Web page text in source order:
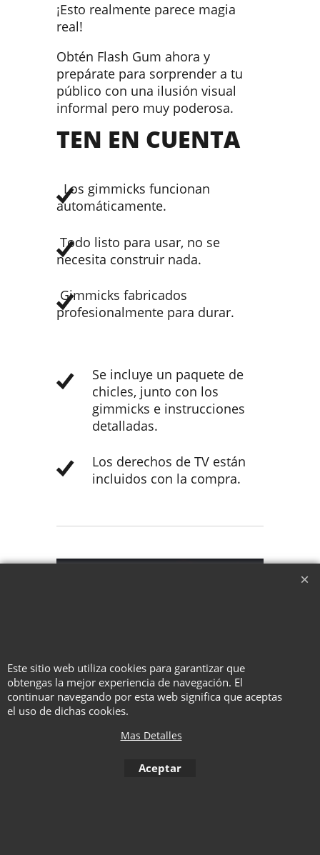
¡Esto realmente parece magia
real!
Obtén Flash Gum ahora y
prepárate para sorprender a tu
público con una ilusión visual
informal pero muy poderosa.
TEN EN CUENTA
Los gimmicks funcionan
automáticamente.
Todo listo para usar, no se
necesita construir nada.
Gimmicks fabricados
profesionalmente para durar.
Se incluye un paquete de
chicles, junto con los
gimmicks e instrucciones
detalladas.
Los derechos de TV están
incluidos con la compra.
Este sitio web utiliza cookies para garantizar que
obtengas la mejor experiencia de navegación. El
continuar navegando por esta web significa que aceptas
el uso de dichas cookies.
Mas Detalles
Aceptar